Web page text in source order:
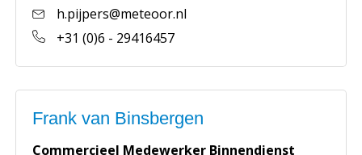
h.pijpers@meteoor.nl
+31 (0)6 - 29416457
Frank van Binsbergen
Commercieel Medewerker Binnendienst